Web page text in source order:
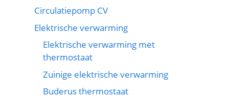
Circulatiepomp CV
Elektrische verwarming
Elektrische verwarming met
thermostaat
Zuinige elektrische verwarming
Buderus thermostaat